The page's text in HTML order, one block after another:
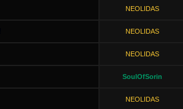
NEOLIDAS
NEOLIDAS
NEOLIDAS
SoulOfSorin
NEOLIDAS